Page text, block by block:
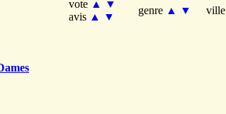
vote ▲
▼
avis ▲ ▼
genre ▲ ▼ ville